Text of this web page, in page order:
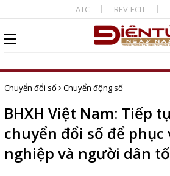
ATC REV-ECIT
Chuyển đổi số Chuyển động số
BHXH Việt Nam: Tiếp
chuyển đổi số để phục
nghiệp và người dân